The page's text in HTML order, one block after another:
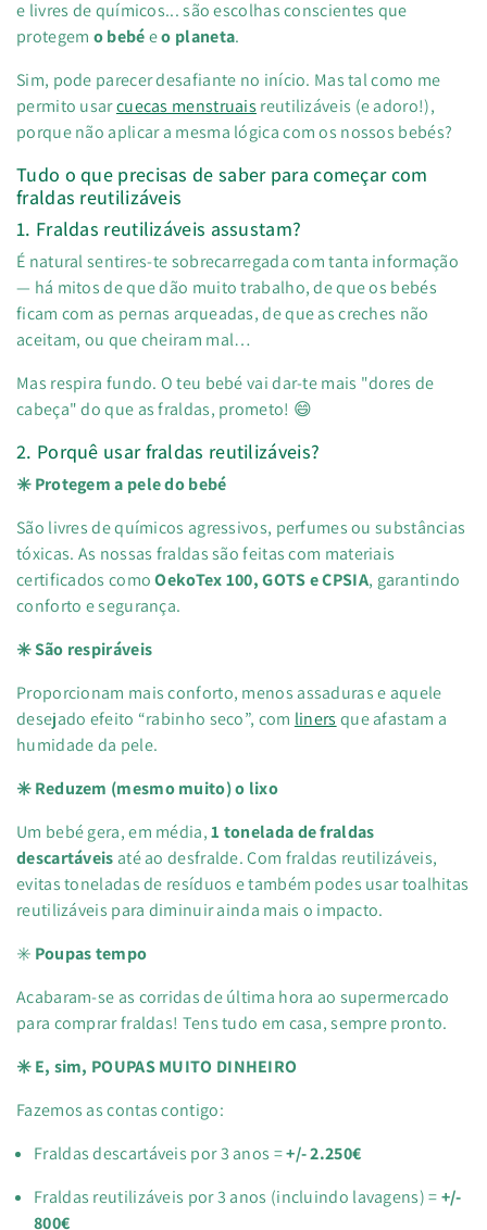
e livres de químicos... são escolhas conscientes que
protegem o bebéeo planeta.
Sim, pode parecer desafiante no início. Mas tal como me
permito usarcuecas menstruais reutilizáveis (e adoro!),
porque não aplicar a mesma lógica com os nossos bebés?
Tudo o que precisas de saber para começar com
fraldas reutilizáveis
1. Fraldas reutilizáveis assustam?
É natural sentires-te sobrecarregada com tanta informação
— há mitos de que dão muito trabalho, de que os bebés
ficam com as pernas arqueadas, de que as creches não
aceitam, ou que cheiram mal…
Mas respira fundo. O teu bebé vai dar-te mais "dores de
cabeça" do que as fraldas, prometo! 😄
2. Porquê usar fraldas reutilizáveis?
✳️ Protegem a pele do bebé
São livres de químicos agressivos, perfumes ou substâncias
tóxicas. As nossas fraldas são feitas com materiais
certificados comoOekoTex 100, GOTS e CPSIA, garantindo
conforto e segurança.
✳️ São respiráveis
Proporcionam mais conforto, menos assaduras e aquele
desejado efeito “rabinho seco”, com liners que afastam a
humidade da pele.
✳️ Reduzem (mesmo muito) o lixo
Um bebé gera, em média,1 tonelada de fraldas
descartáveis até ao desfralde. Com fraldas reutilizáveis,
evitas toneladas de resíduos e também podes usar toalhitas
reutilizáveis para diminuir ainda mais o impacto.
✳️ Poupas tempo
Acabaram-se as corridas de última hora ao supermercado
para comprar fraldas! Tens tudo em casa, sempre pronto.
✳️ E, sim, POUPAS MUITO DINHEIRO
Fazemos as contas contigo:
Fraldas descartáveis por 3 anos =+/- 2.250€
Fraldas reutilizáveis por 3 anos (incluindo lavagens) =+/-
800€